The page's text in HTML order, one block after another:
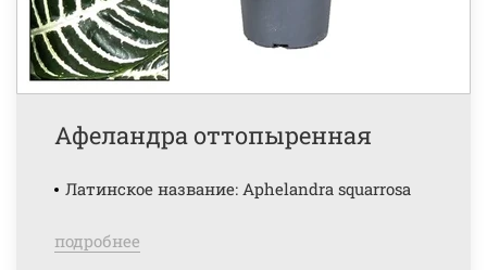
Афеландра оттопыренная
Латинское название: Aphelandra squarrosa
подробнее